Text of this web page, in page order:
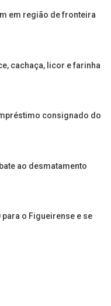
em região de fronteira
cachaça, licor e farinha
consignado do
ao desmatamento
para o Figueirense e se